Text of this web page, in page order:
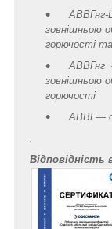
АВВГнг-
зовнішньою
горючості та
АВВГнг —
зовнішньою
горючості
АВВГ—
Відповідність